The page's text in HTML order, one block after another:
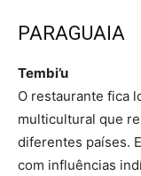
PARAGUAIA
Tembi’u
O restaurante fica
multicultural que
diferentes países.
com influências